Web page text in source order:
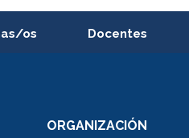
os Docentes
Perfeccionamiento
ORGANIZACIÓN